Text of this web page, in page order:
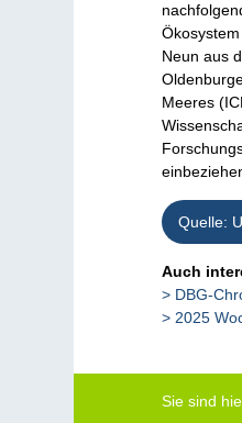
Neun aus
Meeres
Quelle:
Auch
DBG-
2025
Sie sind